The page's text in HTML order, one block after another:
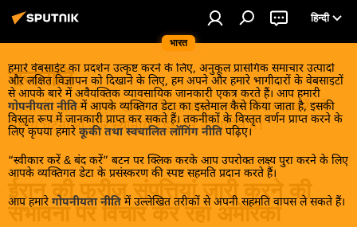
भारत
हिन्दी
हमारे वेबसाईट का प्रदर्शन उत्कृष्ट करने के लिए, अनुकूल प्रासंगिक समाचार उत्पादों
और लक्षित विज्ञापन को दिखाने के लिए, हम अपने और हमारे भागीदारों के वेबसाइटों
से आपके बारे में अवैयक्तिक व्यावसायिक जानकारी एकत्र करते हैं। आप हमारी
गोपनीयता नीति में आपके व्यक्तिगत डेटा का इस्तेमाल कैसे किया जाता है, इसकी
विस्तृत रूप में जानकारी प्राप्त कर सकते हैं। तकनीकों के विस्तृत वर्णन प्राप्त करने के
लिए कृपया हमारे कूकी तथा स्वचालित लॉगिंग नीति पढ़िए।
“स्वीकार करें & बंद करें” बटन पर क्लिक करके आप उपरोक्त लक्ष्य पुरा करने के लिए
आपके व्यक्तिगत डेटा के प्रसंस्करण की स्पष्ट सहमति प्रदान करते हैं।
आप हमारे गोपनीयता नीति में उल्लेखित तरीकों से अपनी सहमति वापस ले सकते हैं।
राजनीति
भारत की सबसे ताज़ा खबरें और वायरल कहानियाँ प्राप्त करें जो
राष्ट्रीय घटनाओं और स्थानीय ट्रेंड्स पर आधारित हैं।
ईरान की फ्रीज संपत्तियां जारी करने की
संभावना पर विचार कर रहा अमेरिका